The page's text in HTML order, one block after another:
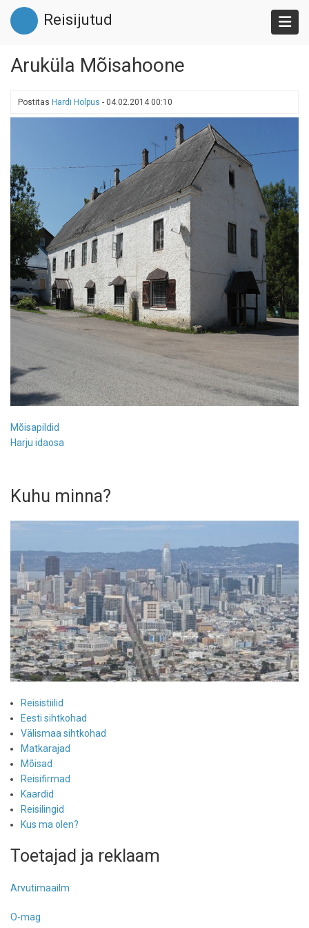
Liigu
edasi
põhisisu
Reisijutud
Aruküla Mõisahoone
Postitas Hardi Holpus - 04.02.2014 00:10
Mõisapildid
Harju idaosa
Kuhu minna?
Reisistiilid
Eesti sihtkohad
Välismaa sihtkohad
Matkarajad
Mõisad
Reisifirmad
Kaardid
Reisilingid
Kus ma olen?
Toetajad ja reklaam
Arvutimaailm
O-mag